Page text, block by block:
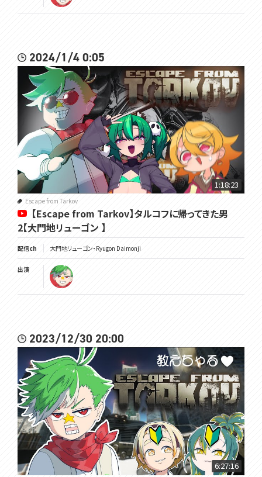
2024/1/4 0:05
1:18:23
Escape from Tarkov
【Escape from Tarkov】タルコフに帰ってきた男
2【大門地リューゴン 】
配信ch 大門地リューゴン・Ryugon Daimonji
出演
2023/12/30 20:00
6:27:16